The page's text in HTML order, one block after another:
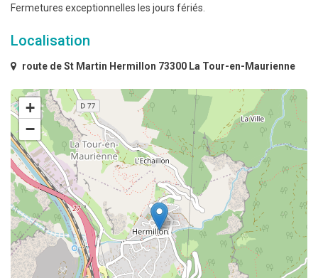
Fermetures exceptionnelles les jours fériés.
Localisation
route de St Martin Hermillon 73300 La Tour-en-Maurienne
+
−